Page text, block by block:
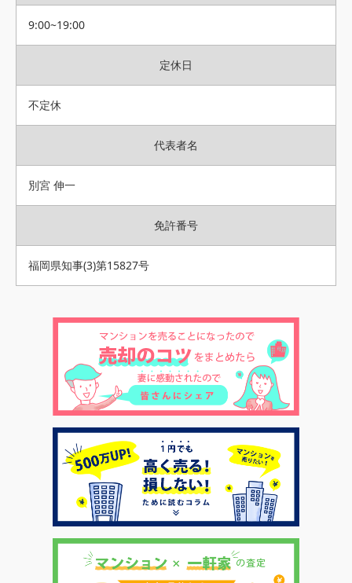
9:00~19:00
定休日
不定休
代表者名
別宮 伸一
免許番号
福岡県知事(3)第15827号